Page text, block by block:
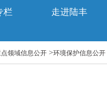
栏
走进陆丰
领域信息公开>环境保护信息公开